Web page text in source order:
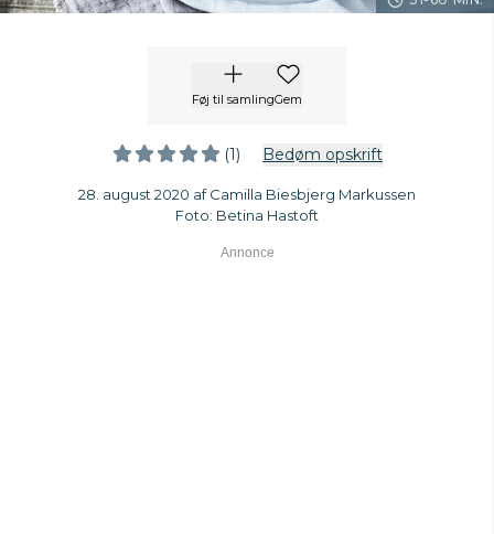
Føj til samlingGem
(1) Bedøm opskrift
28. august 2020 af Camilla Biesbjerg Markussen
Foto: Betina Hastoft